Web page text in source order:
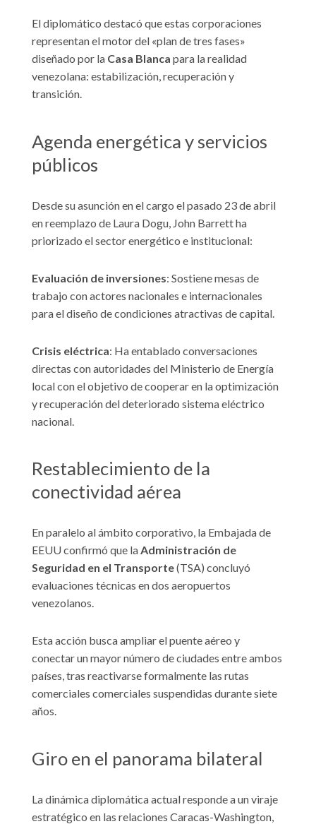
El diplomático destacó que estas corporaciones
representan el motor del «plan de tres fases»
diseñado por la Casa Blanca para la realidad
venezolana: estabilización, recuperación y
transición.
Agenda energética y servicios
públicos
Desde su asunción en el cargo el pasado 23 de abril
en reemplazo de Laura Dogu, John Barrett ha
priorizado el sector energético e institucional:
Evaluación de inversiones: Sostiene mesas de
trabajo con actores nacionales e internacionales
para el diseño de condiciones atractivas de capital.
Crisis eléctrica: Ha entablado conversaciones
directas con autoridades del Ministerio de Energía
local con el objetivo de cooperar en la optimización
y recuperación del deteriorado sistema eléctrico
nacional.
Restablecimiento de la
conectividad aérea
En paralelo al ámbito corporativo, la Embajada de
EEUU confirmó que laAdministración de
Seguridad en el Transporte(TSA) concluyó
evaluaciones técnicas en dos aeropuertos
venezolanos.
Esta acción busca ampliar el puente aéreo y
conectar un mayor número de ciudades entre ambos
países, tras reactivarse formalmente las rutas
comerciales comerciales suspendidas durante siete
años.
Giro en el panorama bilateral
La dinámica diplomática actual responde a un viraje
estratégico en las relaciones Caracas-Washington,